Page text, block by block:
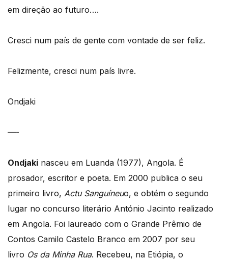
em direção ao futuro….
Cresci num país de gente com vontade de ser feliz.
Felizmente, cresci num país livre.
Ondjaki
—-
Ondjaki nasceu em Luanda (1977), Angola. É
prosador, escritor e poeta. Em 2000 publica o seu
primeiro livro, Actu Sanguíneuo, e obtém o segundo
lugar no concurso literário António Jacinto realizado
em Angola. Foi laureado com o Grande Prêmio de
Contos Camilo Castelo Branco em 2007 por seu
livro Os da Minha Rua. Recebeu, na Etiópia, o